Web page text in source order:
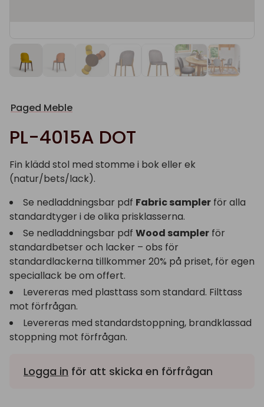
Paged Meble
PL-4015A DOT
Fin klädd stol med stomme i bok eller ek
(natur/bets/lack).
Se nedladdningsbar pdf Fabric sampler för alla
standardtyger i de olika prisklasserna.
Se nedladdningsbar pdf Wood sampler för
standardbetser och lacker – obs för
standardlackerna tillkommer 20% på priset, för egen
speciallack be om offert.
Levereras med plasttass som standard. Filttass
mot förfrågan.
Levereras med standardstoppning, brandklassad
stoppning mot förfrågan.
Logga in för att skicka en förfrågan